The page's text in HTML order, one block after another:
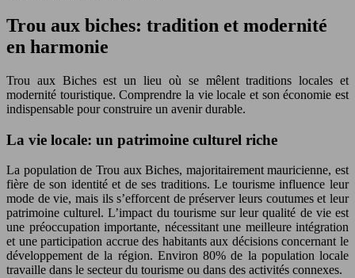
Trou aux biches: tradition et modernité
en harmonie
Trou aux Biches est un lieu où se mêlent traditions locales et
modernité touristique. Comprendre la vie locale et son économie est
indispensable pour construire un avenir durable.
La vie locale: un patrimoine culturel riche
La population de Trou aux Biches, majoritairement mauricienne, est
fière de son identité et de ses traditions. Le tourisme influence leur
mode de vie, mais ils s’efforcent de préserver leurs coutumes et leur
patrimoine culturel. L’impact du tourisme sur leur qualité de vie est
une préoccupation importante, nécessitant une meilleure intégration
et une participation accrue des habitants aux décisions concernant le
développement de la région. Environ 80% de la population locale
travaille dans le secteur du tourisme ou dans des activités connexes.